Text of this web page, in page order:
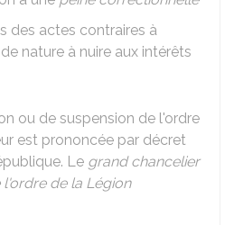
des actes contraires à
nature à nuire aux intérêts
ou de suspension de l'ordre
est prononcée par décret
Le grand chancelier
l'ordre de la Légion